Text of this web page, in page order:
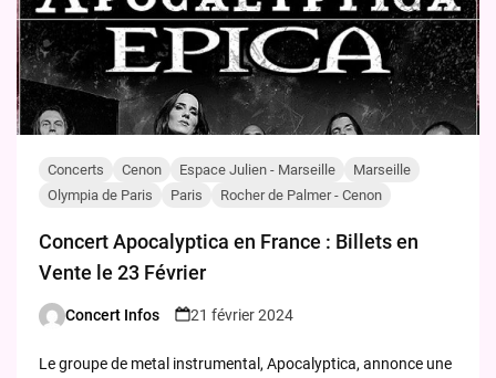
Concerts Cenon Espace Julien - Marseille
Marseille
Olympia de Paris
Paris Rocher de Palmer - Cenon
Concert Apocalyptica en France : Billets en
Vente le 23 Février
Posted
Concert Infos 21 février 2024
Le groupe de metal instrumental, Apocalyptica, annonce une